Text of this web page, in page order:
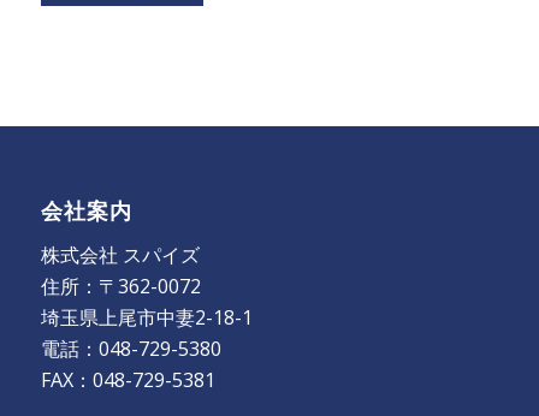
会社案内
株式会社 スパイズ
住所：〒362-0072
埼玉県上尾市中妻2-18-1
電話：048-729-5380
FAX：048-729-5381